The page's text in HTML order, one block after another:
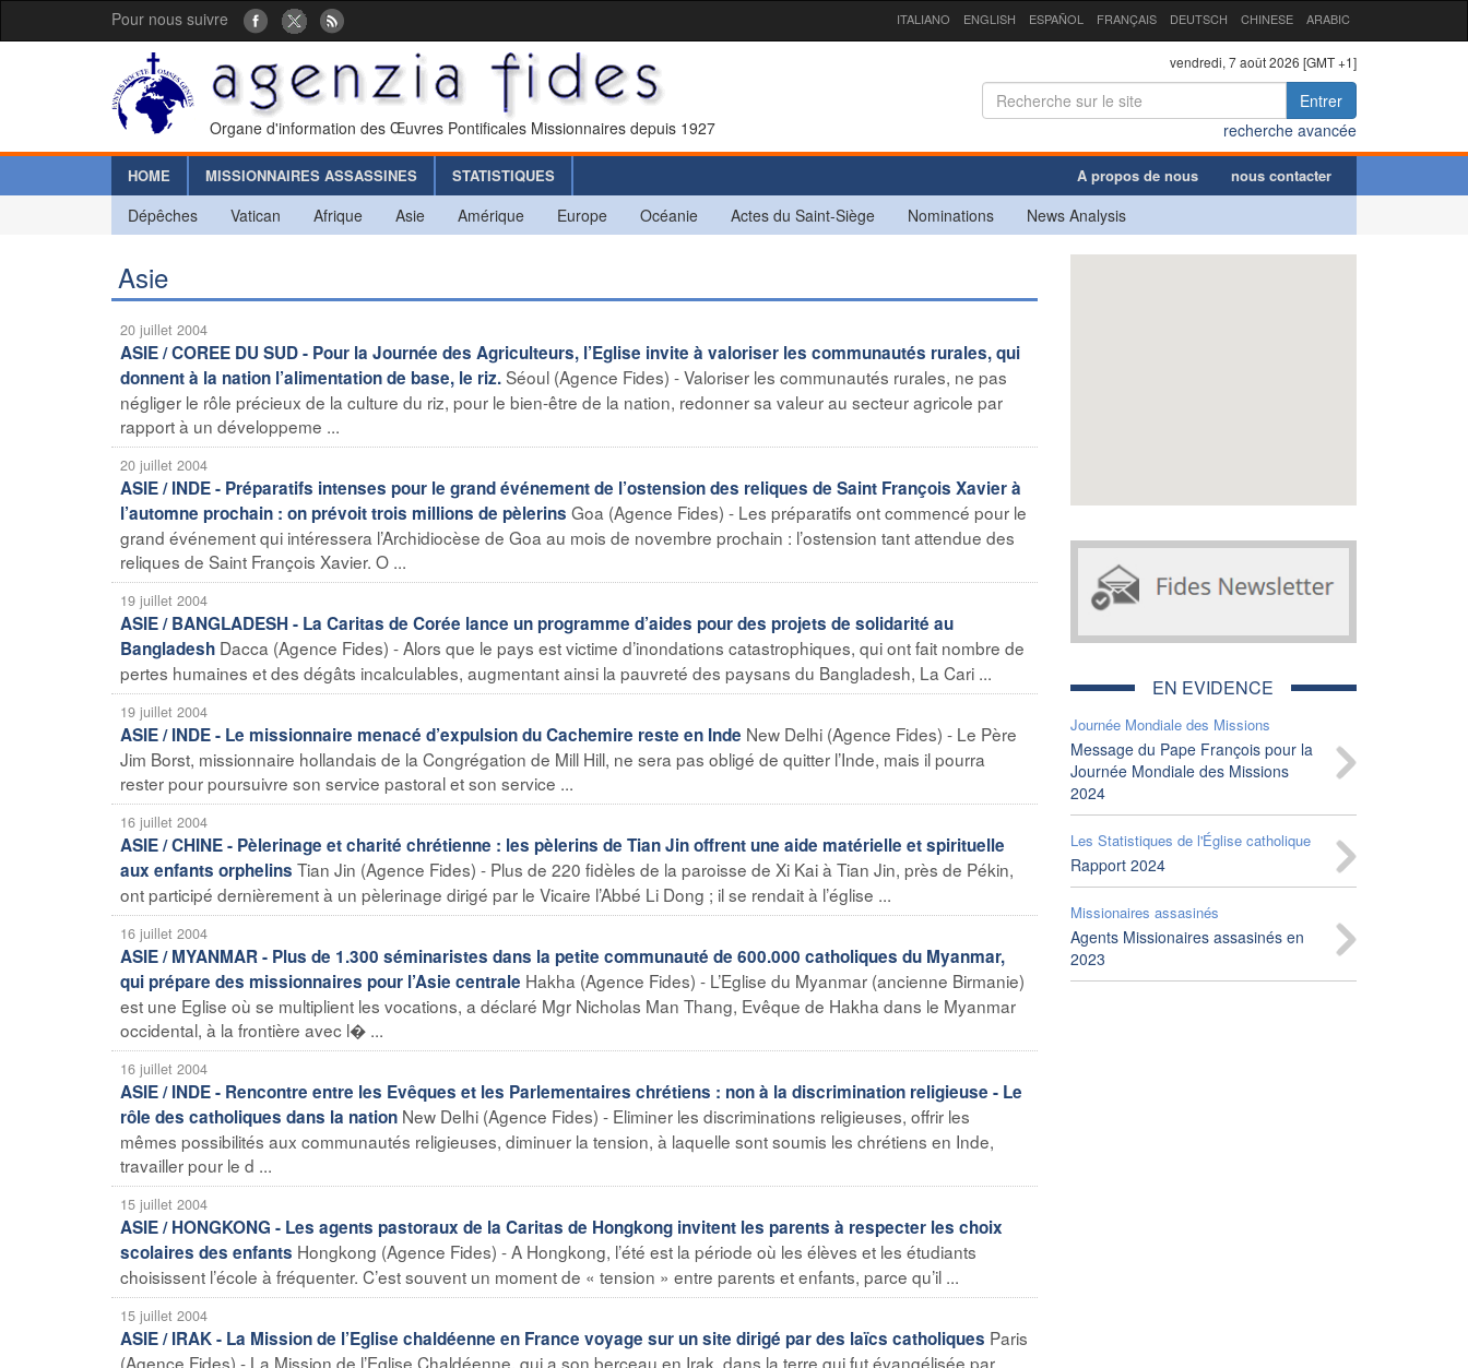
Pour nous suivre ITALIANO ENGLISH ESPAÑOL FRANÇAIS DEUTSCH CHINESE ARABIC
Organe d'information des Œuvres Pontificales Missionnaires depuis 1927
vendredi, 7 août 2026 [GMT +1]
Entrer
recherche avancée
HOME MISSIONNAIRES ASSASSINES STATISTIQUES A propos de nous nous contacter
Dépêches Vatican Afrique Asie Amérique Europe Océanie Actes du Saint-Siège Nominations News Analysis
Asie
20 juillet 2004
ASIE / COREE DU SUD - Pour la Journée des Agriculteurs, l’Eglise invite à valoriser les communautés rurales, qui
donnent à la nation l’alimentation de base, le riz.Séoul (Agence Fides) - Valoriser les communautés rurales, ne pas
négliger le rôle précieux de la culture du riz, pour le bien-être de la nation, redonner sa valeur au secteur agricole par
rapport à un développeme ...
20 juillet 2004
ASIE / INDE - Préparatifs intenses pour le grand événement de l’ostension des reliques de Saint François Xavier à
l’automne prochain : on prévoit trois millions de pèlerins Goa (Agence Fides) - Les préparatifs ont commencé pour le
grand événement qui intéressera l’Archidiocèse de Goa au mois de novembre prochain : l’ostension tant attendue des
reliques de Saint François Xavier. O ...
19 juillet 2004
ASIE / BANGLADESH - La Caritas de Corée lance un programme d’aides pour des projets de solidarité au
Bangladesh Dacca (Agence Fides) - Alors que le pays est victime d’inondations catastrophiques, qui ont fait nombre de
pertes humaines et des dégâts incalculables, augmentant ainsi la pauvreté des paysans du Bangladesh, La Cari ...
19 juillet 2004
ASIE / INDE - Le missionnaire menacé d’expulsion du Cachemire reste en Inde New Delhi (Agence Fides) - Le Père
Jim Borst, missionnaire hollandais de la Congrégation de Mill Hill, ne sera pas obligé de quitter l’Inde, mais il pourra
rester pour poursuivre son service pastoral et son service ...
16 juillet 2004
ASIE / CHINE - Pèlerinage et charité chrétienne : les pèlerins de Tian Jin offrent une aide matérielle et spirituelle
aux enfants orphelins Tian Jin (Agence Fides) - Plus de 220 fidèles de la paroisse de Xi Kai à Tian Jin, près de Pékin,
ont participé dernièrement à un pèlerinage dirigé par le Vicaire l’Abbé Li Dong ; il se rendait à l’église ...
16 juillet 2004
ASIE / MYANMAR - Plus de 1.300 séminaristes dans la petite communauté de 600.000 catholiques du Myanmar,
qui prépare des missionnaires pour l’Asie centrale Hakha (Agence Fides) - L’Eglise du Myanmar (ancienne Birmanie)
est une Eglise où se multiplient les vocations, a déclaré Mgr Nicholas Man Thang, Evêque de Hakha dans le Myanmar
occidental, à la frontière avec l� ...
16 juillet 2004
ASIE / INDE - Rencontre entre les Evêques et les Parlementaires chrétiens : non à la discrimination religieuse - Le
rôle des catholiques dans la nation New Delhi (Agence Fides) - Eliminer les discriminations religieuses, offrir les
mêmes possibilités aux communautés religieuses, diminuer la tension, à laquelle sont soumis les chrétiens en Inde,
travailler pour le d ...
15 juillet 2004
ASIE / HONGKONG - Les agents pastoraux de la Caritas de Hongkong invitent les parents à respecter les choix
scolaires des enfants Hongkong (Agence Fides) - A Hongkong, l’été est la période où les élèves et les étudiants
choisissent l’école à fréquenter. C’est souvent un moment de « tension » entre parents et enfants, parce qu’il ...
15 juillet 2004
ASIE / IRAK - La Mission de l’Eglise chaldéenne en France voyage sur un site dirigé par des laïcs catholiques Paris
(Agence Fides) - La Mission de l’Eglise Chaldéenne, qui a son berceau en Irak, dans la terre qui fut évangélisée par
EN EVIDENCE
Journée Mondiale des Missions
Message du Pape François pour la
Journée Mondiale des Missions
2024
Les Statistiques de l'Église catholique
Rapport 2024
Missionaires assasinés
Agents Missionaires assasinés en
2023